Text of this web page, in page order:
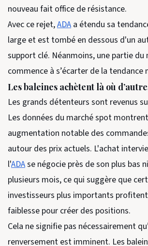
nouveau fait office de résistance.
Avec ce rejet,ADA a étendu sa
large et est tombé en dessous d'un
support clé. Néanmoins, une partie du
commence à s’écarter de la tendance
Les baleines achètent là où
Les grands détenteurs sont revenus
Les données du marché spot
augmentation notable des
autour des prix actuels. L'achat
l'ADAse négocie près de son plus bas
plusieurs mois, ce qui suggère que
investisseurs plus importants
faiblesse pour créer des positions.
Cela ne signifie pas nécessairement
renversement est imminent. Les